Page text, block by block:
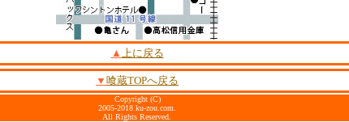
▲ 上に戻る
▼ 喰蔵TOPへ戻る
Copyright (C)
2005-2018 ku-zou.com.
All Rights Reserved.